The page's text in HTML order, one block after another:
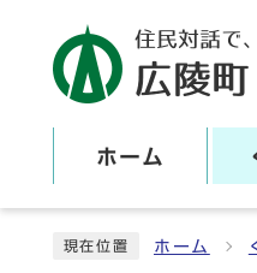
ホーム
現在位置 ホーム